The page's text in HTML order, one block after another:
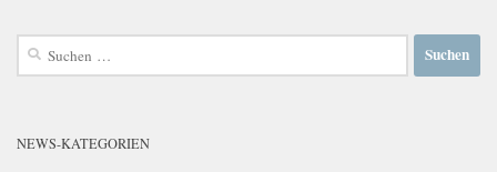
Suchen
NEWS-KATEGORIEN